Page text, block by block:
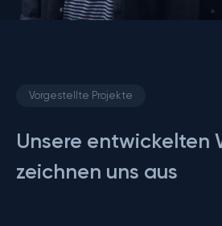
Vorgestellte Projekte
Unsere entwickelten
zeichnen uns aus